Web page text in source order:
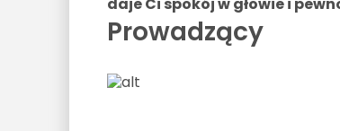
Prowadzący